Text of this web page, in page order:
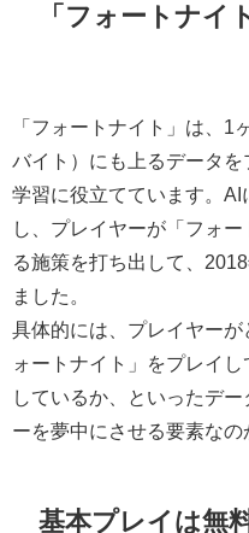
「フォートナイ
「フォートナイト」は、1
バイト）にも上るデータ
学習に役立てています。
し、プレイヤーが「フォ
る施策を打ち出して、
ました。
具体的には、プレイヤー
ォートナイト」をプレイ
しているか、といったデ
ーを夢中にさせる要素なの
基本プレイは無